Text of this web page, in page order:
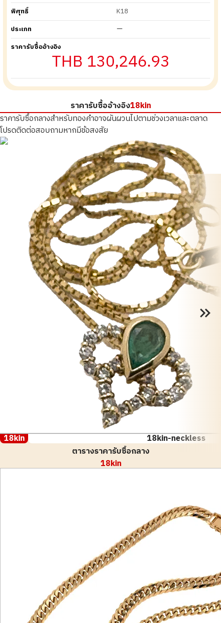
พิศุทธิ์
K18
ประเภท
ー
ราคารับซื้ออ้างอิง
THB 130,246.93
ราคารับซื้ออ้างอิง18kin
ราคารับซื้อกลางสำหรับทองคำอาจผันผวนไปตามช่วงเวลาและตลาด
โปรดติดต่อสอบถามหากมีข้อสงสัย
18kin
18kin-neckless
ตารางราคารับซื้อกลาง
18kin